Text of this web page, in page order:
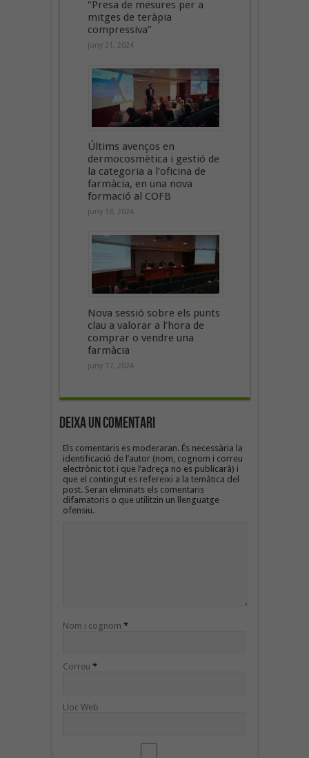
“Presa de mesures per a
mitges de teràpia
compressiva”
juny 21, 2024
Últims avenços en
dermocosmètica i gestió de
la categoria a l’oficina de
farmàcia, en una nova
formació al COFB
juny 18, 2024
Nova sessió sobre els punts
clau a valorar a l’hora de
comprar o vendre una
farmàcia
juny 17, 2024
Deixa un Comentari
Els comentaris es moderaran. És necessària la
identificació de l’autor (nom, cognom i correu
electrònic tot i que l’adreça no es publicarà) i
que el contingut es refereixi a la temàtica del
post. Seran eliminats els comentaris
difamatoris o que utilitzin un llenguatge
ofensiu.
Nom i cognom *
Correu *
Lloc Web